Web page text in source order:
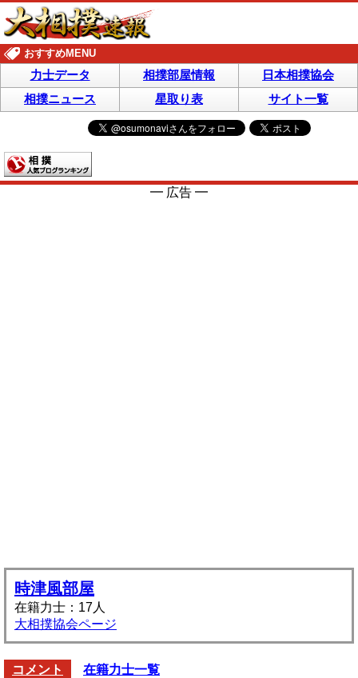
おすすめMENU
力士データ 相撲部屋情報
日本相撲協会
相撲ニュース
星取り表 サイト一覧
━ 広告 ━
時津風部屋
在籍力士：17人
大相撲協会ページ
コメント 在籍力士一覧